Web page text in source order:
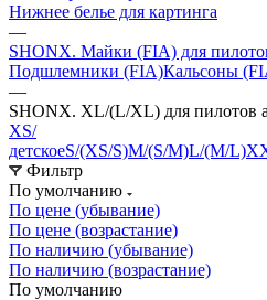
Нижнее белье для картинга
—
SHONX. Майки (FIA) для
Подшлемники (FIA)Кальсоны
—
SHONX. XL/(L/XL) для пилотов
XS/
детскоеS/(XS/S)M/(S/M)L/(M/L)
Фильтр
По умолчанию
По цене (убывание)
По цене (возрастание)
По наличию (убывание)
По наличию (возрастание)
По умолчанию